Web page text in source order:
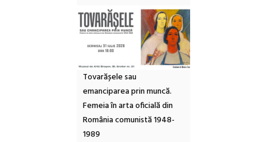
Tovarășele sau
emanciparea prin muncă.
Femeia în arta oficială din
România comunistă 1948-
1989